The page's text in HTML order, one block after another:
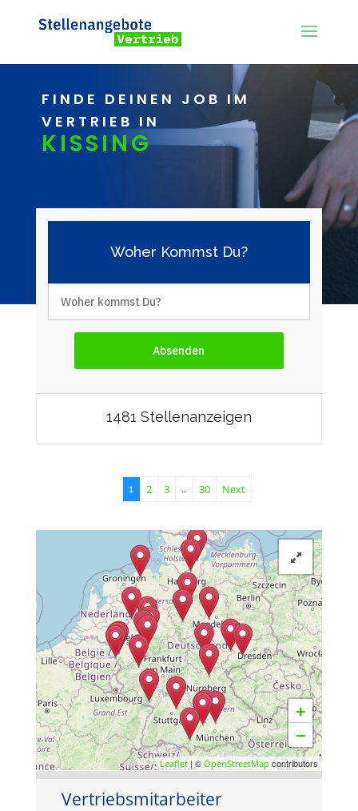
FINDE DEINEN JOB IM
VERTRIEB IN
KISSING
Woher Kommst Du?
1481 Stellenanzeigen
1 2 3 … 30 Next
+
−
Leaflet| ©OpenStreetMap contributors
Vertriebsmitarbeiter